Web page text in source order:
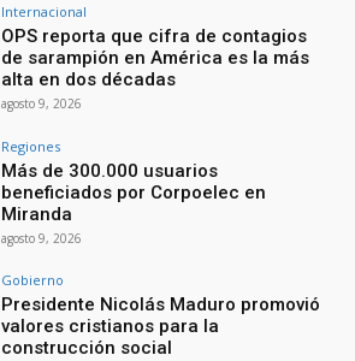
Internacional
OPS reporta que cifra de contagios
de sarampión en América es la más
alta en dos décadas
agosto 9, 2026
Regiones
Más de 300.000 usuarios
beneficiados por Corpoelec en
Miranda
agosto 9, 2026
Gobierno
Presidente Nicolás Maduro promovió
valores cristianos para la
construcción social